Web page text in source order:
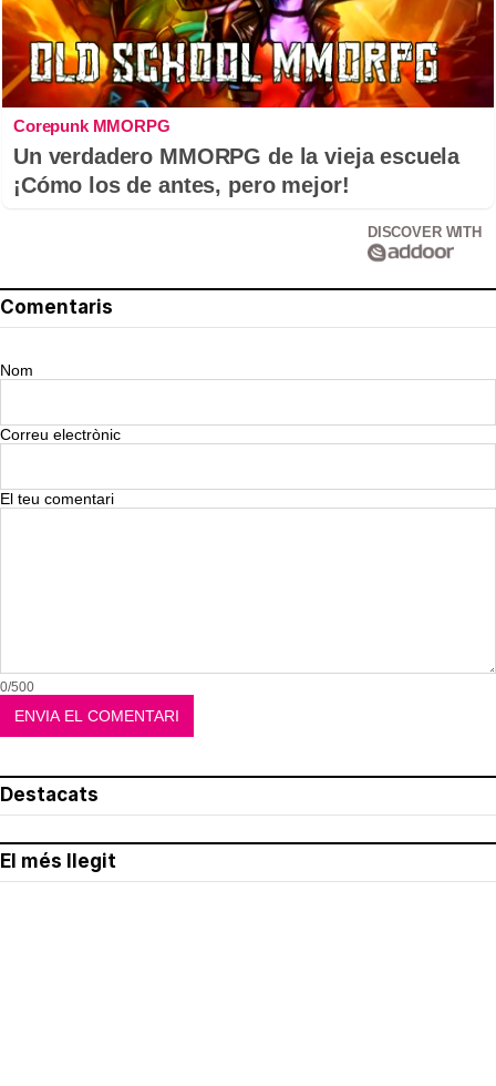
Corepunk MMORPG
Un verdadero MMORPG de la vieja escuela
¡Cómo los de antes, pero mejor!
DISCOVER WITH
Comentaris
Nom
Correu electrònic
El teu comentari
0/500
Destacats
El més llegit